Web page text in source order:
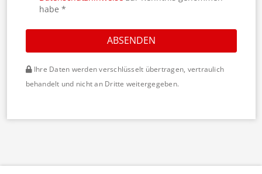
habe *
ABSENDEN
Ihre Daten werden verschlüsselt übertragen, vertraulich
behandelt und nicht an Dritte weitergegeben.